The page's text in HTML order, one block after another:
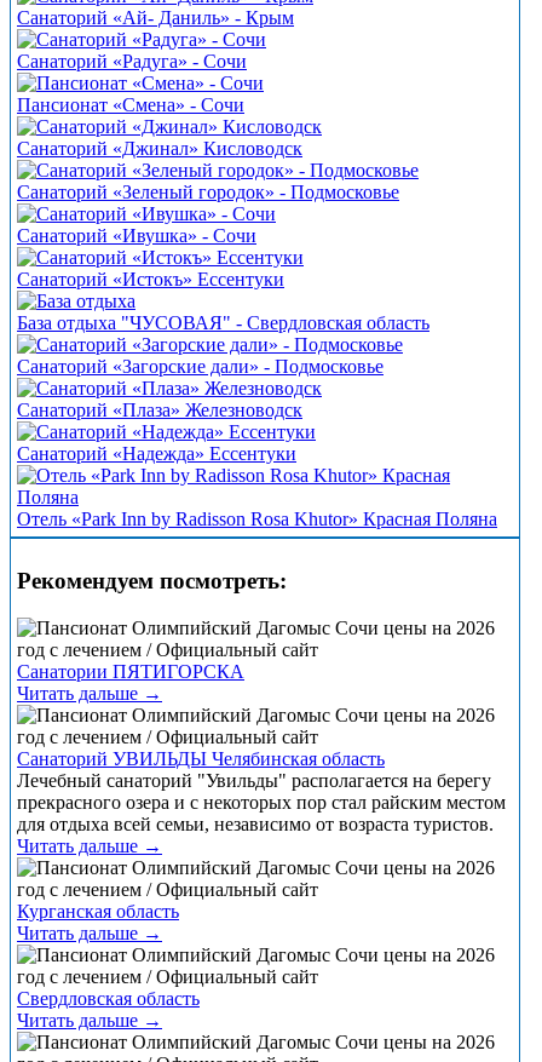
Санаторий «Ай- Даниль» - Крым
Санаторий «Радуга» - Сочи
Пансионат «Смена» - Сочи
Санаторий «Джинал» Кисловодск
Санаторий «Зеленый городок» - Подмосковье
Санаторий «Ивушка» - Сочи
Санаторий «Истокъ» Ессентуки
База отдыха "ЧУСОВАЯ" - Свердловская область
Санаторий «Загорские дали» - Подмосковье
Санаторий «Плаза» Железноводск
Санаторий «Надежда» Ессентуки
Отель «Park Inn by Radisson Rosa Khutor» Красная Поляна
Рекомендуем посмотреть:
Санатории ПЯТИГОРСКА
Читать дальше →
Санаторий УВИЛЬДЫ Челябинская область
Лечебный санаторий "Увильды" располагается на берегу
прекрасного озера и с некоторых пор стал райским местом
для отдыха всей семьи, независимо от возраста туристов.
Читать дальше →
Курганская область
Читать дальше →
Свердловская область
Читать дальше →